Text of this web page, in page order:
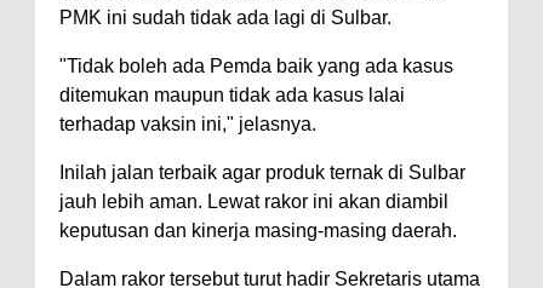
PMK ini sudah tidak ada lagi di Sulbar.
"Tidak boleh ada Pemda baik yang ada kasus
ditemukan maupun tidak ada kasus lalai
terhadap vaksin ini," jelasnya.
Inilah jalan terbaik agar produk ternak di Sulbar
jauh lebih aman. Lewat rakor ini akan diambil
keputusan dan kinerja masing-masing daerah.
Dalam rakor tersebut turut hadir Sekretaris utama